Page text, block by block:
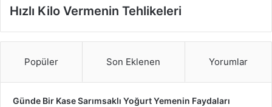
Hızlı Kilo Vermenin Tehlikeleri
Popüler Son Eklenen Yorumlar
Günde Bir Kase Sarımsaklı Yoğurt Yemenin Faydaları